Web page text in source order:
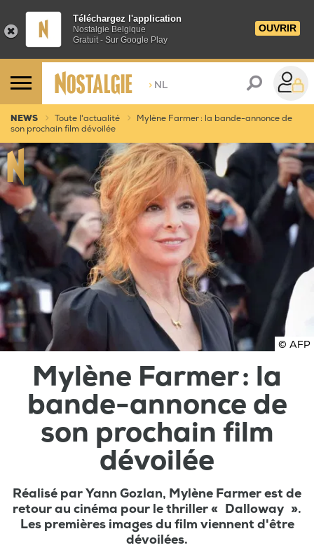
Téléchargez l'application
Nostalgie Belgique
Gratuit - Sur Google Play
OUVRIR
> NL
NEWS Toute l'actualité
Mylène Farmer : la bande-annonce de
son prochain film dévoilée
© AFP
Mylène Farmer : la
bande-annonce de
son prochain film
dévoilée
Réalisé par Yann Gozlan, Mylène Farmer est de
retour au cinéma pour le thriller « Dalloway ».
Les premières images du film viennent d'être
dévoilées.